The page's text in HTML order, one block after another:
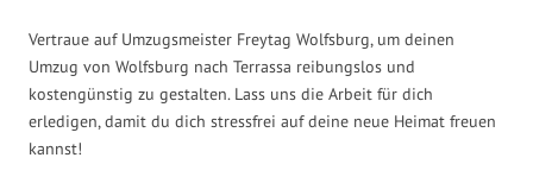
Vertraue auf Umzugsmeister Freytag Wolfsburg, um deinen
Umzug von Wolfsburg nach Terrassa reibungslos und
kostengünstig zu gestalten. Lass uns die Arbeit für dich
erledigen, damit du dich stressfrei auf deine neue Heimat freuen
kannst!